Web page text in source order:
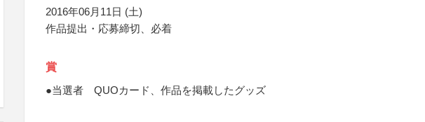
2016年06月11日 (土)
作品提出・応募締切、必着
賞
●当選者 QUOカード、作品を掲載したグッズ